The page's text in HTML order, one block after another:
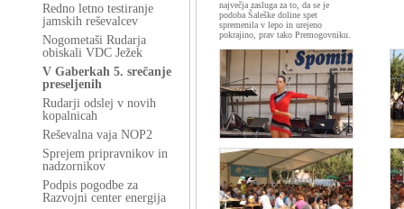
Redno letno testiranje
jamskih reševalcev
Nogometaši Rudarja
obiskali VDC Ježek
V Gaberkah 5. srečanje
preseljenih
Rudarji odslej v novih
kopalnicah
Reševalna vaja NOP2
Sprejem pripravnikov in
nadzornikov
Podpis pogodbe za
Razvojni center energija
največja zasluga za to, da se je
podoba Šaleške doline spet
spremenila v lepo in urejeno
pokrajino, prav tako Premogovniku.